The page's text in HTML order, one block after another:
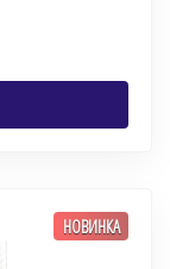
НОВИНКА